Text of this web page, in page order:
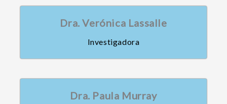
Dra. Verónica Lassalle
Investigadora
Dra. Paula Murray